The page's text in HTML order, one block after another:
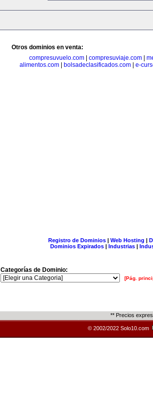
Otros dominios en venta:
compresuvuelo.com
compresuviaje.com
alimentos.com
bolsadeclasificados.com e-
Registro de Dominios| Web Hosting |
Dominios Expirados | Industrias |
Categorías de Dominio:
[Pág.
** Precios
© 2002/2022 Solo10.com